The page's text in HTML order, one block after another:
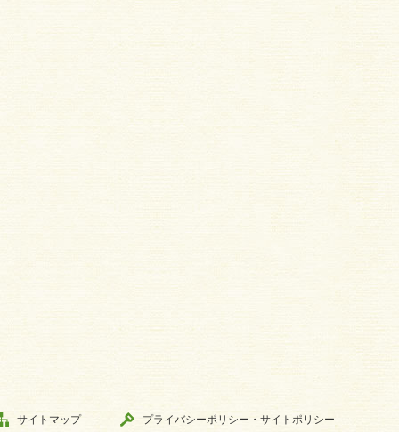
サイトマップ プライバシーポリシー・サイトポリシー